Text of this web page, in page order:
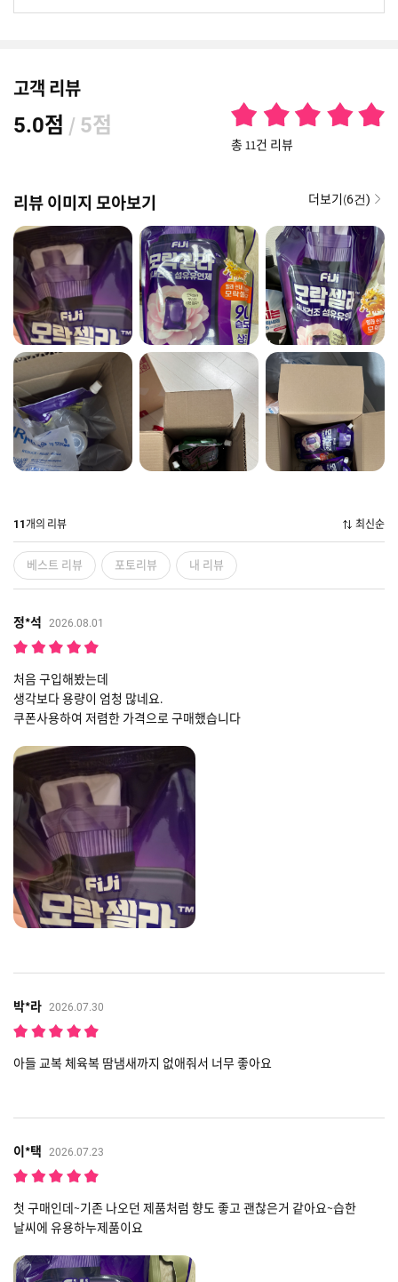
고객 리뷰
5.0점 / 5점
총 11건 리뷰
리뷰 이미지 모아보기 더보기(6건)
11 개의 리뷰 최신순
베스트 리뷰 포토리뷰 내 리뷰
정*석 2026.08.01
처음 구입해봤는데
생각보다 용량이 엄청 많네요.
쿠폰사용하여 저렴한 가격으로 구매했습니다
박*라 2026.07.30
아들 교복 체육복 땀냄새까지 없애줘서 너무 좋아요
이*택 2026.07.23
첫 구매인데~기존 나오던 제품처럼 향도 좋고 괜찮은거 같아요~습한
날씨에 유용하누제품이요